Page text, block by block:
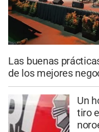
Las buenas
de los mejores
Un
tiro